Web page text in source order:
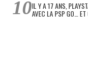
IL Y A 17 ANS,
AVEC LA PSP GO… ET